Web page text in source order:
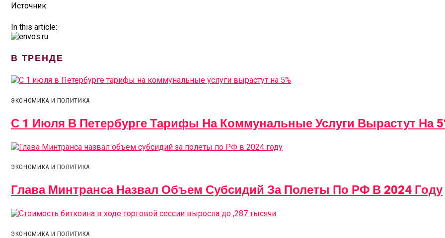
Источник:
In this article:
В ТРЕНДЕ
ЭКОНОМИКА И ПОЛИТИКА
С 1 Июля В Петербурге Тарифы На Коммунальные Услуги Вырастут На
ЭКОНОМИКА И ПОЛИТИКА
Глава Минтранса Назвал Объем Субсидий За Полеты По РФ В 2024 Году
ЭКОНОМИКА И ПОЛИТИКА